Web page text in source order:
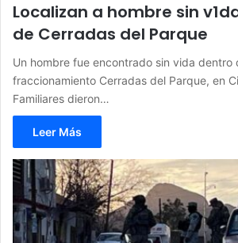
Localizan a hombre sin
de Cerradas del Parque
Un hombre fue encontrado sin vida dentro
fraccionamiento Cerradas del Parque, en
Familiares dieron…
Leer Más